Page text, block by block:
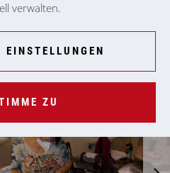
verwalten.
ZU